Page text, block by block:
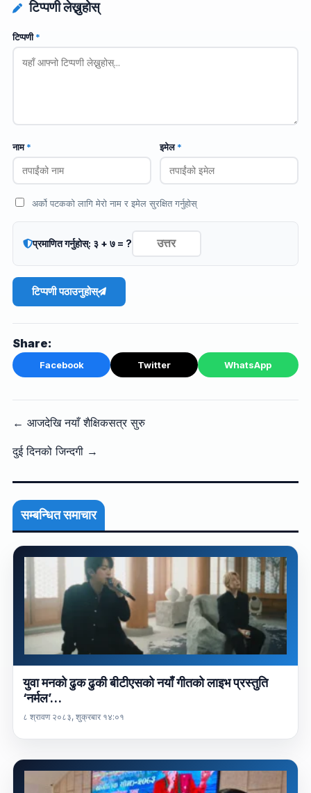
टिप्पणी लेख्नुहोस्
टिप्पणी*
नाम* इमेल*
अर्को पटकको लागि मेरो नाम र इमेल सुरक्षित गर्नुहोस्
प्रमाणित गर्नुहोस्: ३ + ७ = ?
टिप्पणी पठाउनुहोस्
Share:
Facebook Twitter WhatsApp
← आजदेखि नयाँ शैक्षिकसत्र सुरु
दुई दिनको जिन्दगी →
सम्बन्धित समाचार
युवा मनको ढुक ढुकी बीटीएसको नयाँ गीतको लाइभ प्रस्तुति
‘नर्मल’…
८ श्रावण २०८३, शुक्रबार १४:०१